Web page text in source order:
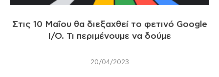
Στις 10 Μαΐου θα διεξαχθεί το φετινό Google
I/O. Τι περιμένουμε να δούμε
20/04/2023